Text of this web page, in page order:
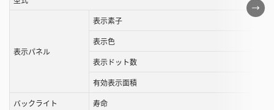
こ
の
表示パネル
表示素子
表示色
表示ドット数
有効表示面積
バックライト
寿命